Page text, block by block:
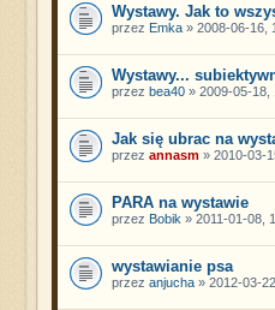
Wystawy. Jak to
przez Emka» 2008-06-16,
Wystawy...
przez bea40» 2009-05-18,
Jak się ubrac na
przez annasm» 2010-03-
PARA na wystawie
przez Bobik » 2011-01-08,
wystawianie psa
przez anjucha» 2012-03-